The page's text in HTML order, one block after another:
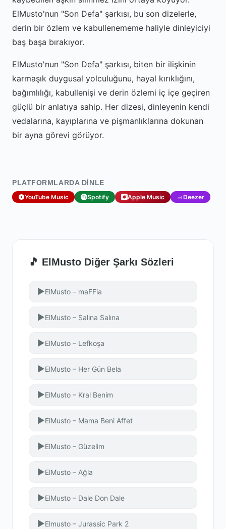
ElMusto'nun "Son Defa" şarkısı, bu son dizelerle,
derin bir özlem ve kabullenememe haliyle dinleyiciyi
baş başa bırakıyor.
ElMusto'nun "Son Defa" şarkısı, biten bir ilişkinin
karmaşık duygusal yolculuğunu, hayal kırıklığını,
bağımlılığı, kabullenişi ve derin özlemi iç içe geçiren
güçlü bir anlatıya sahip. Her dizesi, dinleyenin kendi
vedalarına, kayıplarına ve pişmanlıklarına dokunan
bir ayna görevi görüyor.
PLATFORMLARDA DINLE
YouTube Music Spotify Apple Music Deezer
🎵 ElMusto Diğer Şarkı Sözleri
▶ElMusto – maFFia
▶ElMusto – Salına Salına
▶ElMusto – Lefkoşa
▶ElMusto – Her Gün Bela
▶ElMusto – Kral Benim
▶ElMusto – Mama Beni Affet
▶ElMusto – Güzelim
▶ElMusto – Ağla
▶ElMusto – Dale Don Dale
▶Elmusto – Jurassic Park 2